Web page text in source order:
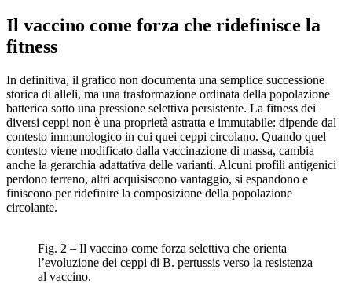
Il vaccino come forza che ridefinisce la
fitness
In definitiva, il grafico non documenta una semplice successione
storica di alleli, ma una trasformazione ordinata della popolazione
batterica sotto una pressione selettiva persistente. La fitness dei
diversi ceppi non è una proprietà astratta e immutabile: dipende dal
contesto immunologico in cui quei ceppi circolano. Quando quel
contesto viene modificato dalla vaccinazione di massa, cambia
anche la gerarchia adattativa delle varianti. Alcuni profili antigenici
perdono terreno, altri acquisiscono vantaggio, si espandono e
finiscono per ridefinire la composizione della popolazione
circolante.
Fig. 2 – Il vaccino come forza selettiva che orienta
l’evoluzione dei ceppi di B. pertussis verso la resistenza
al vaccino.